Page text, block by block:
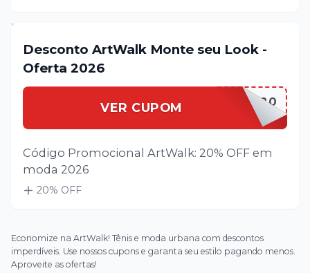
Desconto ArtWalk Monte seu Look -
Oferta 2026
VER CUPOMARTWALLOOK20
Código Promocional ArtWalk: 20% OFF em
moda 2026
20% OFF
Economize na ArtWalk! Tênis e moda urbana com descontos
imperdíveis. Use nossos cupons e garanta seu estilo pagando menos.
Aproveite as ofertas!